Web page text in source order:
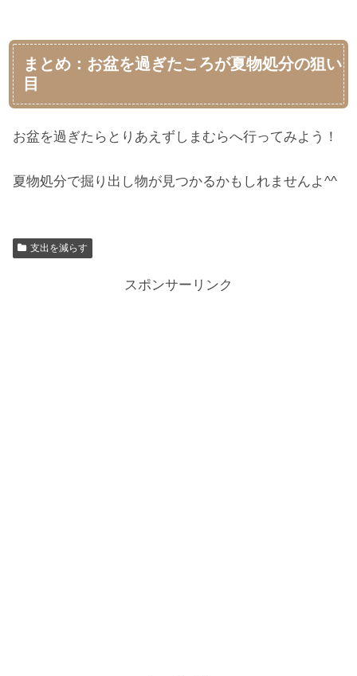
まとめ：お盆を過ぎたころが夏物処分の狙い
目
お盆を過ぎたらとりあえずしまむらへ行ってみよう！
夏物処分で掘り出し物が見つかるかもしれませんよ^^
支出を減らす
スポンサーリンク